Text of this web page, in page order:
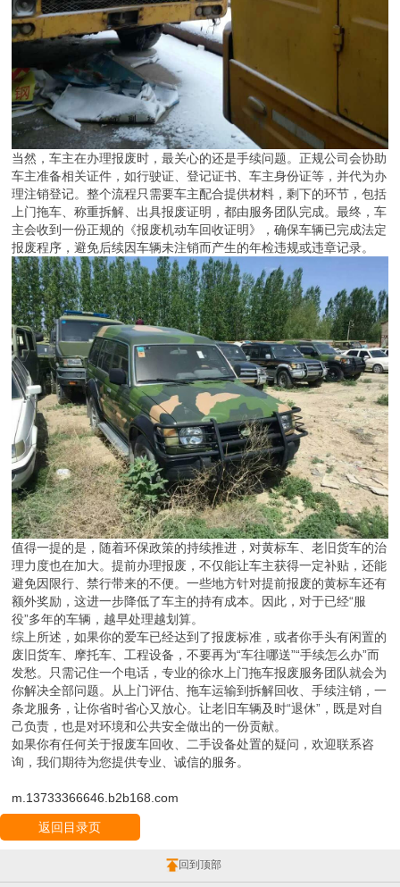
当然，车主在办理报废时，最关心的还是手续问题。正规公司会协助
车主准备相关证件，如行驶证、登记证书、车主身份证等，并代为办
理注销登记。整个流程只需要车主配合提供材料，剩下的环节，包括
上门拖车、称重拆解、出具报废证明，都由服务团队完成。最终，车
主会收到一份正规的《报废机动车回收证明》，确保车辆已完成法定
报废程序，避免后续因车辆未注销而产生的年检违规或违章记录。
值得一提的是，随着环保政策的持续推进，对黄标车、老旧货车的治
理力度也在加大。提前办理报废，不仅能让车主获得一定补贴，还能
避免因限行、禁行带来的不便。一些地方针对提前报废的黄标车还有
额外奖励，这进一步降低了车主的持有成本。因此，对于已经“服
役”多年的车辆，越早处理越划算。
综上所述，如果你的爱车已经达到了报废标准，或者你手头有闲置的
废旧货车、摩托车、工程设备，不要再为“车往哪送”“手续怎么办”而
发愁。只需记住一个电话，专业的徐水上门拖车报废服务团队就会为
你解决全部问题。从上门评估、拖车运输到拆解回收、手续注销，一
条龙服务，让你省时省心又放心。让老旧车辆及时“退休”，既是对自
己负责，也是对环境和公共安全做出的一份贡献。
如果你有任何关于报废车回收、二手设备处置的疑问，欢迎联系咨
询，我们期待为您提供专业、诚信的服务。
m.13733366646.b2b168.com
返回目录页
回到顶部